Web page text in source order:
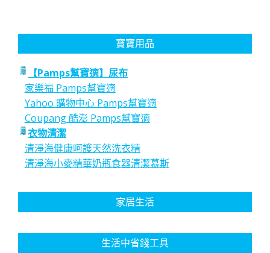
寶寶用品
【Pamps幫寶適】尿布
家樂福 Pamps幫寶適
Yahoo 購物中心 Pamps幫寶適
Coupang 酷澎 Pamps幫寶適
衣物清潔
清淨海健康呵護天然洗衣精
清淨海小麥精華奶瓶食器清潔慕斯
家居生活
生活中省錢工具